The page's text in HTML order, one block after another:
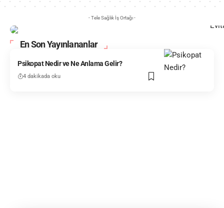
- Tele Sağlık İş Ortağı -
En Son Yayınlananlar
Psikopat Nedir ve Ne Anlama Gelir?
4 dakikada oku